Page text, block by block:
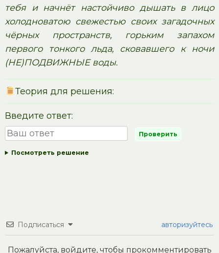
тебя и начнёт настойчиво дышать в лицо
холодноватою свежестью своих загадочных
чёрных пространств, горьким запахом
первого тонкого льда, сковавшего к ночи
(НЕ)ПОДВИЖНЫЕ воды.
Теория для решения:
Введите ответ:
Посмотреть решение
Подписаться авторизуйтесь
Пожалуйста, войдите, чтобы прокомментировать